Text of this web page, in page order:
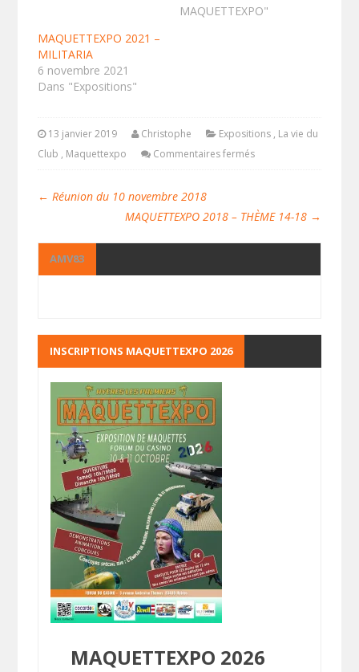
MAQUETTEXPO"
MAQUETTEXPO 2021 –
MILITARIA
6 novembre 2021
Dans "Expositions"
13 janvier 2019 Christophe Expositions , La vie du
Club , Maquettexpo Commentaires fermés
← Réunion du 10 novembre 2018
MAQUETTEXPO 2018 – THÈME 14-18 →
AMV83
INSCRIPTIONS MAQUETTEXPO 2026
MAQUETTEXPO 2026